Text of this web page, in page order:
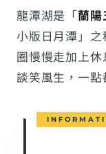
龍潭湖是「蘭陽
小版日月潭」
圈慢慢走加上
談笑風生，一點